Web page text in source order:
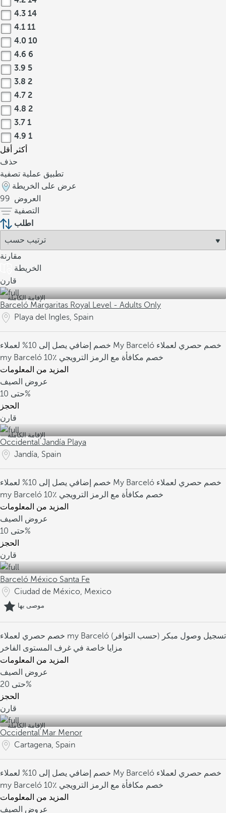
4.3 14
4.1 11
4.0 10
4.6 6
3.9 5
3.8 2
4.7 2
4.8 2
3.7 1
4.9 1
أكثر
أقل
حذف
تطبيق عملية تصفية
عرض على الخريطة
99 العروض
التصفية
اطلب
مقارنة
الخريطة
قارن
الإقامة الكاملة
Barceló Margaritas Royal Level - Adults Only
Playa del Ingles, Spain
خصم إضافي يصل إلى 10% لعملاء My Barceló خصم حصري لعملاء
my Barceló
10٪ خصم مكافأة مع الرمز الترويجي
المزيد من المعلومات
عروض الصيف
حتى10%
الحجز
قارن
الإقامة الكاملة
Occidental Jandía Playa
Jandía, Spain
خصم إضافي يصل إلى 10% لعملاء My Barceló خصم حصري لعملاء
my Barceló
10٪ خصم مكافأة مع الرمز الترويجي
المزيد من المعلومات
عروض الصيف
حتى10%
الحجز
قارن
Barceló México Santa Fe
Ciudad de México, Mexico
موصى بها
خصم حصري لعملاء my Barceló تسجيل وصول مبكر (حسب التوافر)
مزايا خاصة في غرف المستوى الفاخر
المزيد من المعلومات
عروض الصيف
حتى20%
الحجز
قارن
الإقامة الكاملة
Occidental Mar Menor
Cartagena, Spain
خصم إضافي يصل إلى 10% لعملاء My Barceló خصم حصري لعملاء
my Barceló
10٪ خصم مكافأة مع الرمز الترويجي
المزيد من المعلومات
عروض الصيف